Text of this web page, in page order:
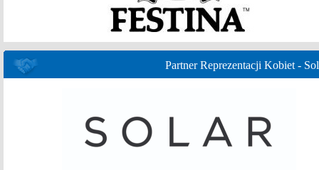
Partner Reprezentacji Kobiet -